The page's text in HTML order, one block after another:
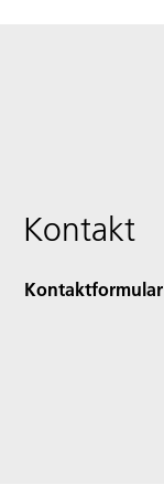
Kontakt
Kontaktformular